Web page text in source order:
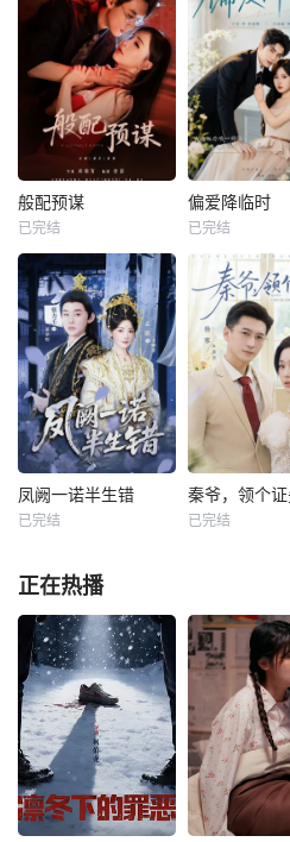
般配预谋
已完结
偏爱降临时
已完结
凤阙一诺半生错
已完结
秦爷，领个
已完结
正在热播